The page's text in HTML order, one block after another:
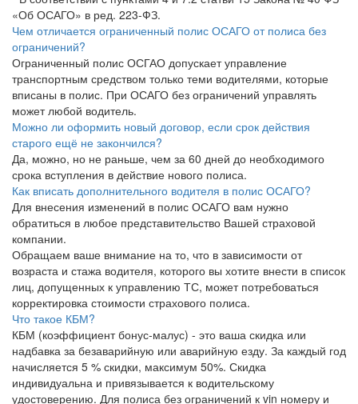
«Об ОСАГО» в ред. 223-ФЗ.
Чем отличается ограниченный полис ОСАГО от полиса без
ограничений?
Ограниченный полис ОСГАО допускает управление
транспортным средством только теми водителями, которые
вписаны в полис. При ОСАГО без ограничений управлять
может любой водитель.
Можно ли оформить новый договор, если срок действия
старого ещё не закончился?
Да, можно, но не раньше, чем за 60 дней до необходимого
срока вступления в действие нового полиса.
Как вписать дополнительного водителя в полис ОСАГО?
Для внесения изменений в полис ОСАГО вам нужно
обратиться в любое представительство Вашей страховой
компании.
Обращаем ваше внимание на то, что в зависимости от
возраста и стажа водителя, которого вы хотите внести в список
лиц, допущенных к управлению ТС, может потребоваться
корректировка стоимости страхового полиса.
Что такое КБМ?
КБМ (коэффициент бонус-малус) - это ваша скидка или
надбавка за безаварийную или аварийную езду. За каждый год
начисляется 5 % скидки, максимум 50%. Скидка
индивидуальна и привязывается к водительскому
удостоверению. Для полиса без ограничений к vin номеру и